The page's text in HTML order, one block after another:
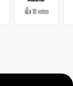
👍 10 votes